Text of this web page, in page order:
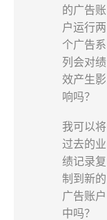
的广告账
户运行两
个广告系
列会对绩
效产生影
响吗？
我可以将
过去的业
绩记录复
制到新的
广告账户
中吗？